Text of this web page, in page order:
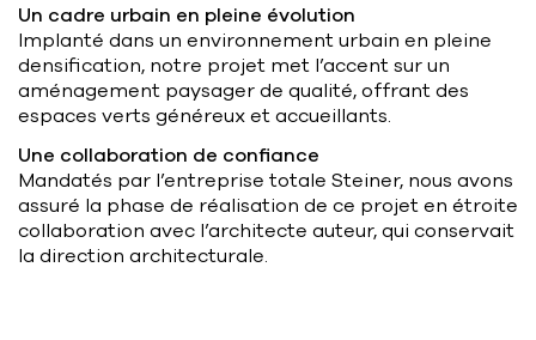
Un cadre urbain en pleine évolution
Implanté dans un environnement urbain en pleine
densification, notre projet met l’accent sur un
aménagement paysager de qualité, offrant des
espaces verts généreux et accueillants.
Une collaboration de confiance
Mandatés par l’entreprise totale Steiner, nous avons
assuré la phase de réalisation de ce projet en étroite
collaboration avec l’architecte auteur, qui conservait
la direction architecturale.